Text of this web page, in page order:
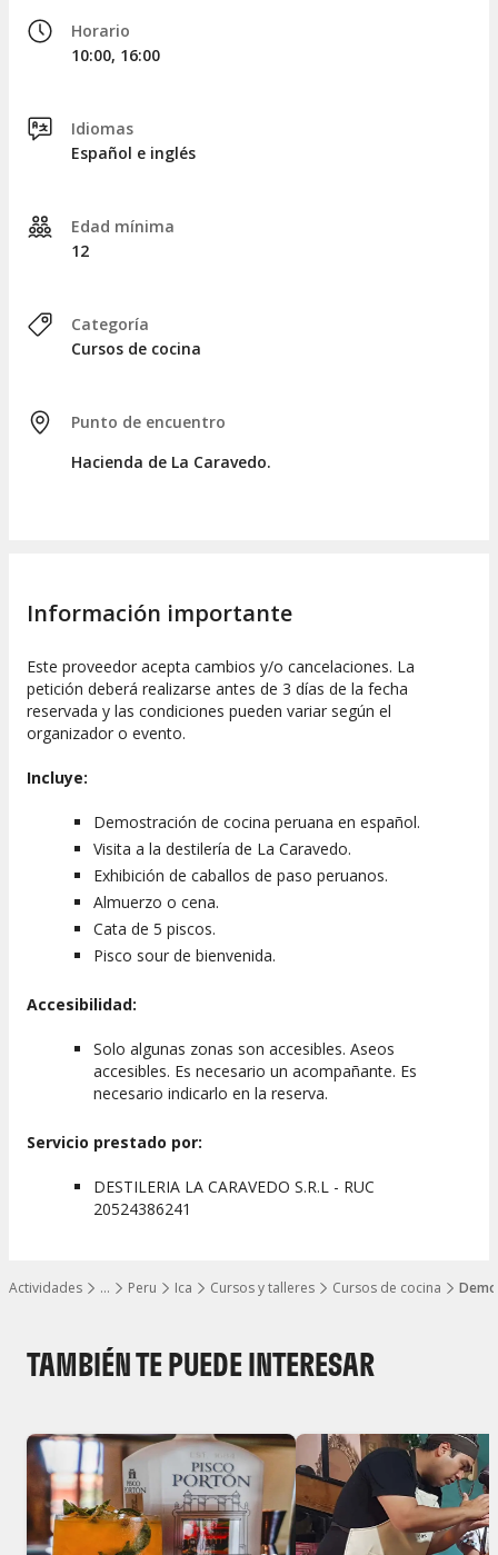
…
Mostrar todos los niveles
Actividades Peru Ica Cursos y talleres Cursos de cocina
exhibición de caballos de paso peruanos
podremos admirar la elegancia y gracia de esta raza
Después de cuatro horas y media, daremos por finalizada
esta enriquecedora actividad.
Horario
10:00, 16:00
Idiomas
Español e inglés
Edad mínima
12
Categoría
Cursos de cocina
Punto de encuentro
Hacienda de La Caravedo.
Información importante
Este proveedor acepta cambios y/o cancelaciones. La
petición deberá realizarse antes de 3 días de la fecha
reservada y las condiciones pueden variar según el
organizador o evento.
Incluye:
Demostración de cocina peruana en español.
Visita a la destilería de La Caravedo.
Exhibición de caballos de paso peruanos.
Almuerzo o cena.
Cata de 5 piscos.
Pisco sour de bienvenida.
Accesibilidad:
Solo algunas zonas son accesibles. Aseos
accesibles. Es necesario un acompañante. Es
necesario indicarlo en la reserva.
Servicio prestado por:
DESTILERIA LA CARAVEDO S.R.L - RUC
20524386241
TAMBIÉN TE PUEDE INTERESAR